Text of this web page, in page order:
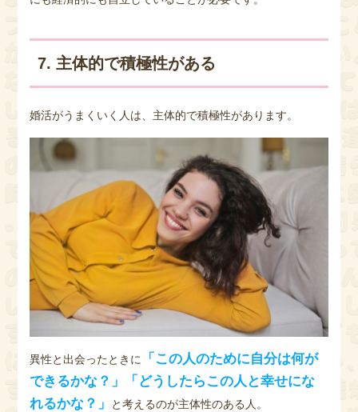
7. 主体的で積極性がある
婚活がうまくいく人は、主体的で積極性があります。
異性と出会ったときに
「この人のために自分は何が
できるかな？」「どうしたらこの人と幸せにな
れるかな？」
と考えるのが主体性のある人。